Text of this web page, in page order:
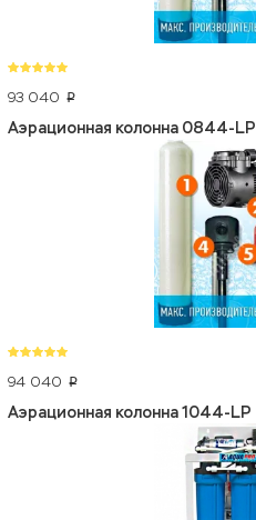
93 040 p
Аэрационная колонна 0844-LP
94 040 p
Аэрационная колонна 1044-LP